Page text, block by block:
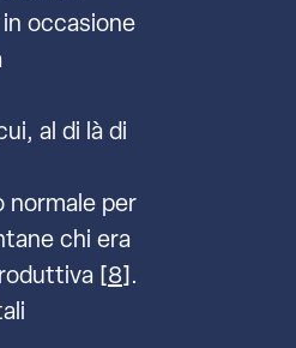
occasione
al di là di
normale per
chi era
[8].